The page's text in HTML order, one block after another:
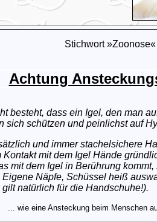
Stichwort »Zoonose«
Achtung
besteht, dass ein Igel, den man
sich schützen und peinlichst auf
und immer stachelsichere
Kontakt mit dem Igel Hände
mit dem Igel in Berührung
Näpfe, Schüssel heiß
natürlich für die Handschuhe!).
... wie eine Ansteckung beim Menschen